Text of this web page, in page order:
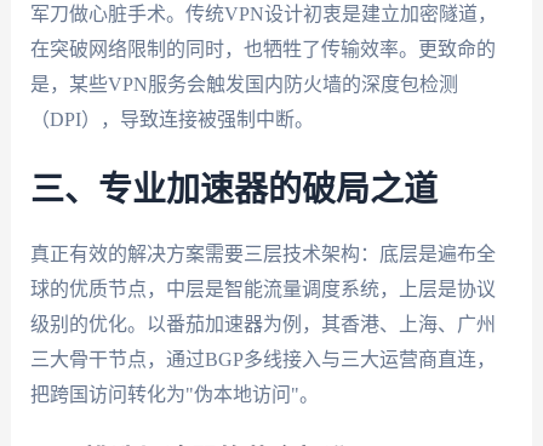
军刀做心脏手术。传统VPN设计初衷是建立加密隧道，
在突破网络限制的同时，也牺牲了传输效率。更致命的
是，某些VPN服务会触发国内防火墙的深度包检测
（DPI），导致连接被强制中断。
三、专业加速器的破局之道
真正有效的解决方案需要三层技术架构：底层是遍布全
球的优质节点，中层是智能流量调度系统，上层是协议
级别的优化。以番茄加速器为例，其香港、上海、广州
三大骨干节点，通过BGP多线接入与三大运营商直连，
把跨国访问转化为"伪本地访问"。